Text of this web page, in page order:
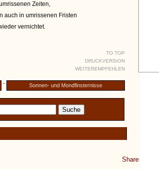
Zeiten,
auch in umrissenen Fristen
vernichtet.
TO TOP
DRUCKVERSION
WEITEREMPFEHLEN
- Sonnen- und Mondfinsternisse
Share